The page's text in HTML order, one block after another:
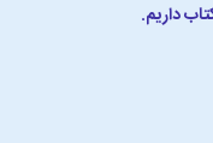
داریم.